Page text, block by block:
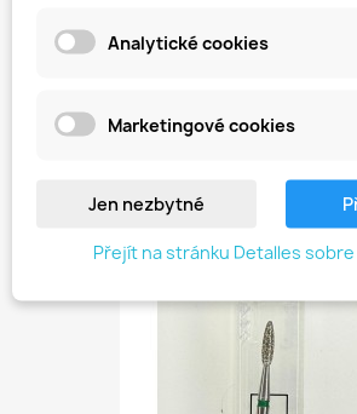
Fresa De Carburo
449,00 Kč
Analytické cookies
Marketingové cookies
Jen nezbytné
Přejít na stránku Detalles